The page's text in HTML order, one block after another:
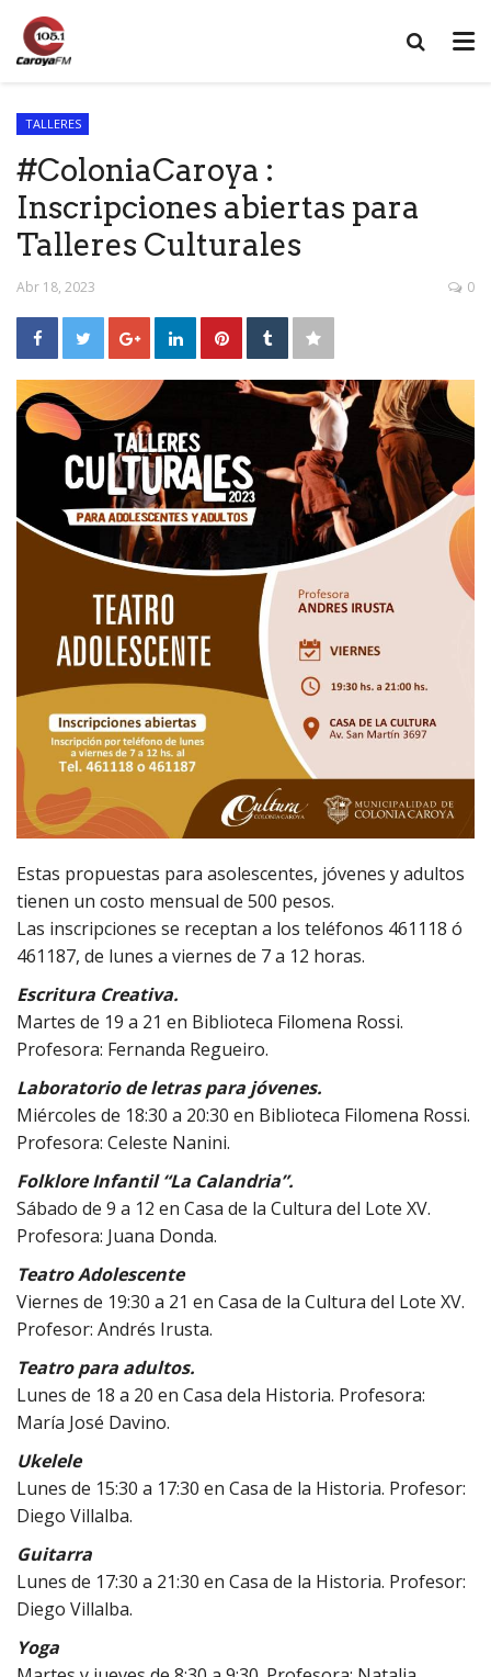
TALLERES
#ColoniaCaroya :
Inscripciones abiertas para
Talleres Culturales
Abr 18, 2023 0
Estas propuestas para asolescentes, jóvenes y adultos
tienen un costo mensual de 500 pesos.
Las inscripciones se receptan a los teléfonos 461118 ó
461187, de lunes a viernes de 7 a 12 horas.
Escritura Creativa.
Martes de 19 a 21 en Biblioteca Filomena Rossi.
Profesora: Fernanda Regueiro.
Laboratorio de letras para jóvenes.
Miércoles de 18:30 a 20:30 en Biblioteca Filomena Rossi.
Profesora: Celeste Nanini.
Folklore Infantil “La Calandria”.
Sábado de 9 a 12 en Casa de la Cultura del Lote XV.
Profesora: Juana Donda.
Teatro Adolescente
Viernes de 19:30 a 21 en Casa de la Cultura del Lote XV.
Profesor: Andrés Irusta.
Teatro para adultos.
Lunes de 18 a 20 en Casa dela Historia. Profesora:
María José Davino.
Ukelele
Lunes de 15:30 a 17:30 en Casa de la Historia. Profesor:
Diego Villalba.
Guitarra
Lunes de 17:30 a 21:30 en Casa de la Historia. Profesor:
Diego Villalba.
Yoga